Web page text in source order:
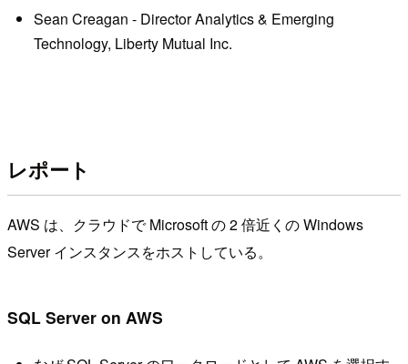
Sean Creagan - Director Analytics & Emerging
Technology, Liberty Mutual Inc.
レポート
AWS は、クラウドで Microsoft の 2 倍近くの Windows
Server インスタンスをホストしている。
SQL Server on AWS